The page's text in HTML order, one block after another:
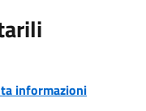
informazioni